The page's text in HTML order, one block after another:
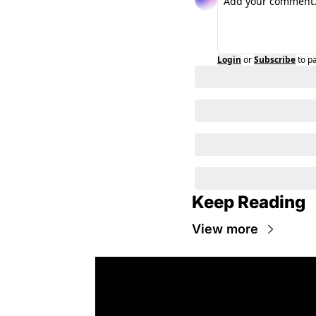
Login orSubscribeto
Keep Reading
View more